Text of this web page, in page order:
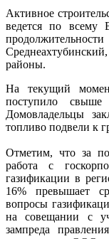
Активное
ведется по всему
районы.
На текущий
поступило
Домовладельцы
топливо подвели к
Отметим, что за
работа с
газификации в
16% превышает
вопросы
на совещании с
зампреда